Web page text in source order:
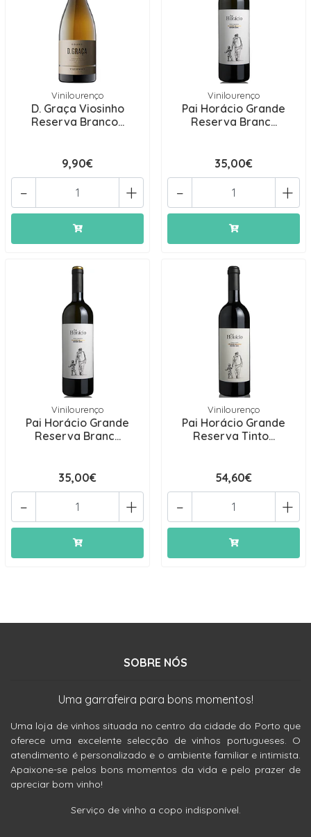
Vinilourenço
D. Graça Viosinho
Reserva Branco...
9,90€
+
-
Vinilourenço
Pai Horácio Grande
Reserva Branc...
35,00€
+
-
Vinilourenço
Pai Horácio Grande
Reserva Branc...
35,00€
+
-
Vinilourenço
Pai Horácio Grande
Reserva Tinto...
54,60€
+
-
SOBRE NÓS
Uma garrafeira para bons momentos!
Uma loja de vinhos situada no centro da cidade do Porto que
oferece uma excelente selecção de vinhos portugueses. O
atendimento é personalizado e o ambiente familiar e intimista.
Apaixone-se pelos bons momentos da vida e pelo prazer de
apreciar bom vinho!
Serviço de vinho a copo indisponível.